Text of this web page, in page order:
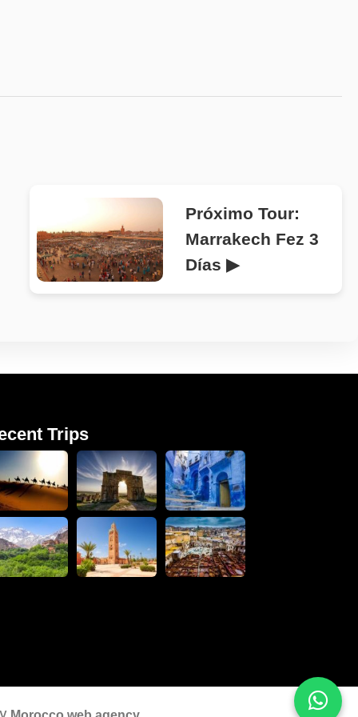
Próximo Tour:
Marrakech Fez 3
Días ▶
Trips